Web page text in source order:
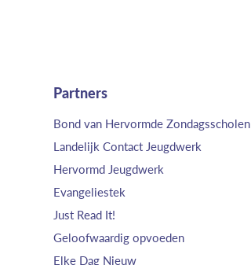
Partners
Bond van Hervormde Zondagsscholen
Landelijk Contact Jeugdwerk
Hervormd Jeugdwerk
Evangeliestek
Just Read It!
Geloofwaardig opvoeden
Elke Dag Nieuw